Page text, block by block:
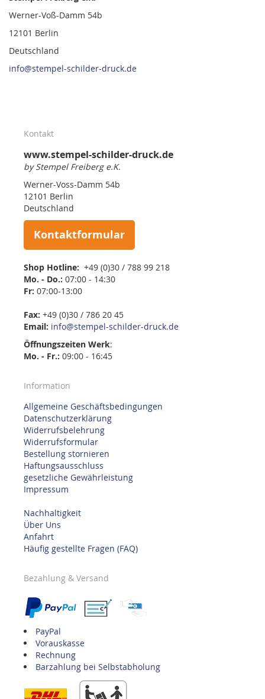
Werner-Voß-Damm 54b
12101 Berlin
Deutschland
info@stempel-schilder-druck.de
Kontakt
www.stempel-schilder-druck.de
by Stempel Freiberg e.K.
Werner-Voss-Damm 54b
12101 Berlin
Deutschland
Kontaktformular
Shop Hotline: +49 (0)30 / 788 99 218
Mo. - Do.: 07:00 - 14:30
Fr: 07:00-13:00
Fax: +49 (0)30 / 786 20 45
Email: info@stempel-schilder-druck.de
Öffnungszeiten Werk:
Mo. - Fr.: 09:00 - 16:45
Information
Allgemeine Geschäftsbedingungen
Datenschutzerklärung
Widerrufsbelehrung
Widerrufsformular
Bestellung stornieren
Haftungsausschluss
gesetzliche Gewährleistung
Impressum
Nachhaltigkeit
Über Uns
Anfahrt
Häufig gestellte Fragen (FAQ)
Bezahlung & Versand
PayPal
Vorauskasse
Rechnung
Barzahlung bei Selbstabholung